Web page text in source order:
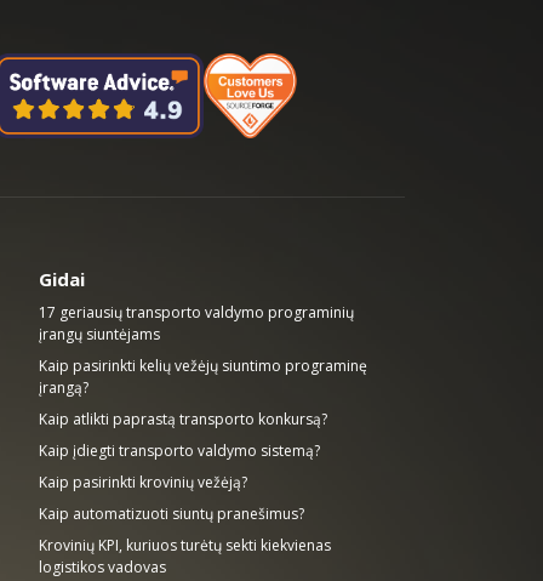
Gidai
17 geriausių transporto valdymo programinių
įrangų siuntėjams
Kaip pasirinkti kelių vežėjų siuntimo programinę
įrangą?
Kaip atlikti paprastą transporto konkursą?
Kaip įdiegti transporto valdymo sistemą?
Kaip pasirinkti krovinių vežėją?
Kaip automatizuoti siuntų pranešimus?
Krovinių KPI, kuriuos turėtų sekti kiekvienas
logistikos vadovas